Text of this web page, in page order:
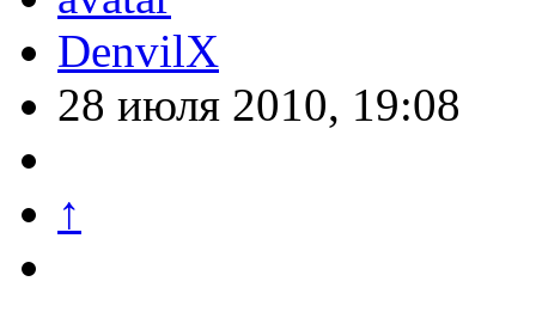
DenvilX
28 июля 2010, 19:08
↑